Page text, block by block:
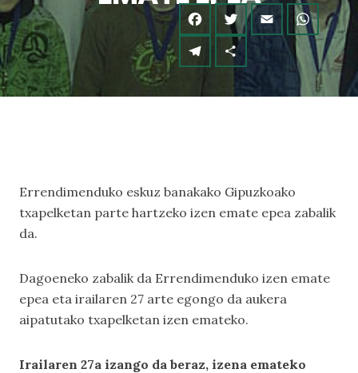
Errendimenduko eskuz banakako Gipuzkoako
txapelketan parte hartzeko izen emate epea zabalik
da.
Dagoeneko zabalik da Errendimenduko izen emate
epea eta irailaren 27 arte egongo da aukera
aipatutako txapelketan izen emateko.
Irailaren 27a izango da beraz, izena emateko